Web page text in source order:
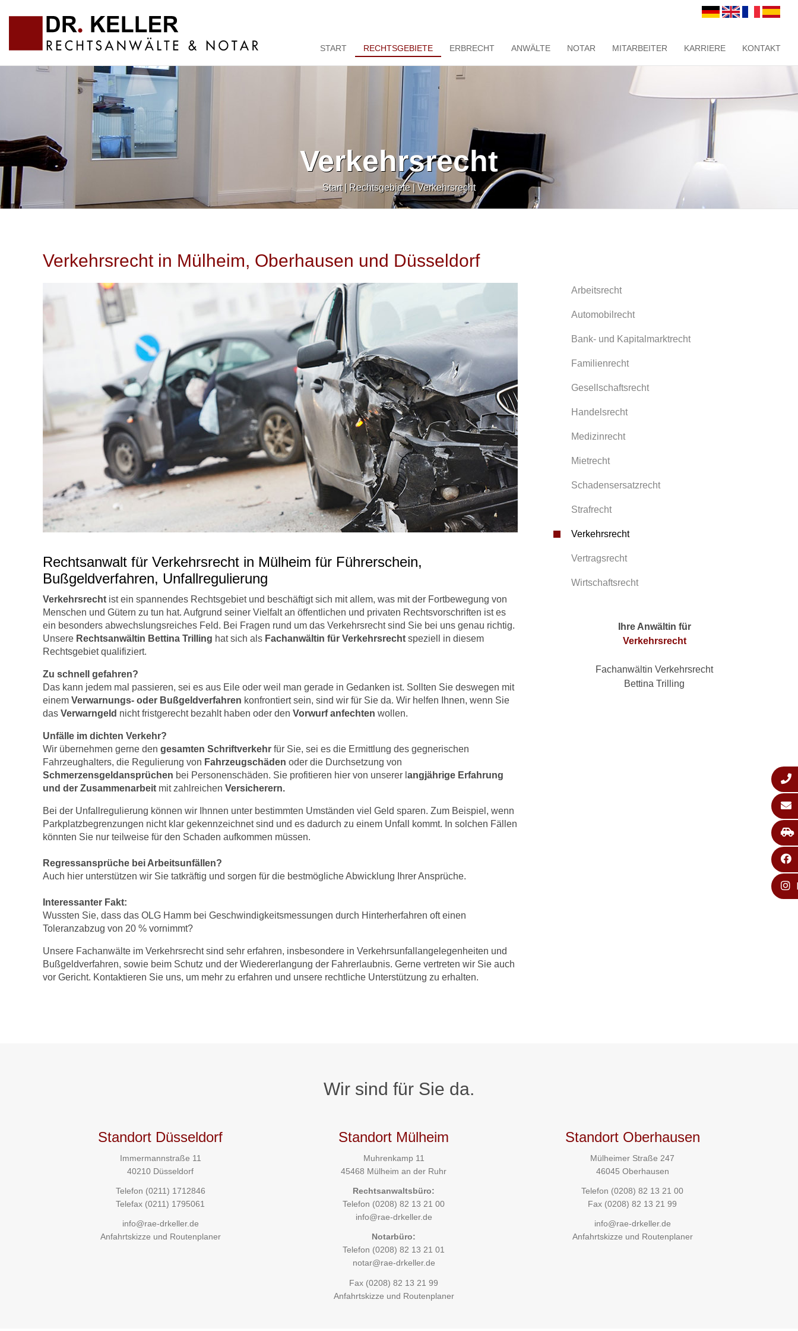
START RECHTSGEBIETE ERBRECHT ANWÄLTE NOTAR MITARBEITER KARRIERE KONTAKT
Verkehrsrecht
Start| Rechtsgebiete|Verkehrsrecht
Arbeitsrecht
Automobilrecht
Bank- und Kapitalmarktrecht
Familienrecht
Gesellschaftsrecht
Handelsrecht
Medizinrecht
Mietrecht
Schadensersatzrecht
Strafrecht
Verkehrsrecht
Vertragsrecht
Wirtschaftsrecht
Ihre Anwältin für
Verkehrsrecht
Fachanwältin Verkehrsrecht
Bettina Trilling
Verkehrsrecht in Mülheim, Oberhausen und Düsseldorf
Rechtsanwalt für Verkehrsrecht in Mülheim für Führerschein,
Bußgeldverfahren, Unfallregulierung
Verkehrsrecht ist ein spannendes Rechtsgebiet und beschäftigt sich mit allem, was mit der Fortbewegung von
Menschen und Gütern zu tun hat. Aufgrund seiner Vielfalt an öffentlichen und privaten Rechtsvorschriften ist es
ein besonders abwechslungsreiches Feld. Bei Fragen rund um das Verkehrsrecht sind Sie bei uns genau richtig.
Unsere Rechtsanwältin Bettina Trilling hat sich als Fachanwältin für Verkehrsrecht speziell in diesem
Rechtsgebiet qualifiziert.
Zu schnell gefahren?
Das kann jedem mal passieren, sei es aus Eile oder weil man gerade in Gedanken ist. Sollten Sie deswegen mit
einem Verwarnungs- oder Bußgeldverfahren konfrontiert sein, sind wir für Sie da. Wir helfen Ihnen, wenn Sie
das Verwarngeld nicht fristgerecht bezahlt haben oder den Vorwurf anfechten wollen.
Unfälle im dichten Verkehr?
Wir übernehmen gerne den gesamten Schriftverkehr für Sie, sei es die Ermittlung des gegnerischen
Fahrzeughalters, die Regulierung von Fahrzeugschäden oder die Durchsetzung von
Schmerzensgeldansprüchen bei Personenschäden. Sie profitieren hier von unserer l angjährige Erfahrung
und der Zusammenarbeit mit zahlreichen Versicherern.
Bei der Unfallregulierung können wir Ihnnen unter bestimmten Umständen viel Geld sparen. Zum Beispiel, wenn
Parkplatzbegrenzungen nicht klar gekennzeichnet sind und es dadurch zu einem Unfall kommt. In solchen Fällen
könnten Sie nur teilweise für den Schaden aufkommen müssen.
Regressansprüche bei Arbeitsunfällen?
Auch hier unterstützen wir Sie tatkräftig und sorgen für die bestmögliche Abwicklung Ihrer Ansprüche.
Interessanter Fakt:
Wussten Sie, dass das OLG Hamm bei Geschwindigkeitsmessungen durch Hinterherfahren oft einen
Toleranzabzug von 20 % vornimmt?
Unsere Fachanwälte im Verkehrsrecht sind sehr erfahren, insbesondere in Verkehrsunfallangelegenheiten und
Bußgeldverfahren, sowie beim Schutz und der Wiedererlangung der Fahrerlaubnis. Gerne vertreten wir Sie auch
vor Gericht. Kontaktieren Sie uns, um mehr zu erfahren und unsere rechtliche Unterstützung zu erhalten.
Wir sind für Sie da.
Standort Düsseldorf
Immermannstraße 11
40210 Düsseldorf
Telefon (0211) 1712846
Telefax (0211) 1795061
info@rae-drkeller.de
Anfahrtskizze und Routenplaner
Standort Mülheim
Muhrenkamp 11
45468 Mülheim an der Ruhr
Rechtsanwaltsbüro:
Telefon (0208) 82 13 21 00
info@rae-drkeller.de
Notarbüro:
Telefon (0208) 82 13 21 01
notar@rae-drkeller.de
Fax (0208) 82 13 21 99
Anfahrtskizze und Routenplaner
Standort Oberhausen
Mülheimer Straße 247
46045 Oberhausen
Telefon (0208) 82 13 21 00
Fax (0208) 82 13 21 99
info@rae-drkeller.de
Anfahrtskizze und Routenplaner